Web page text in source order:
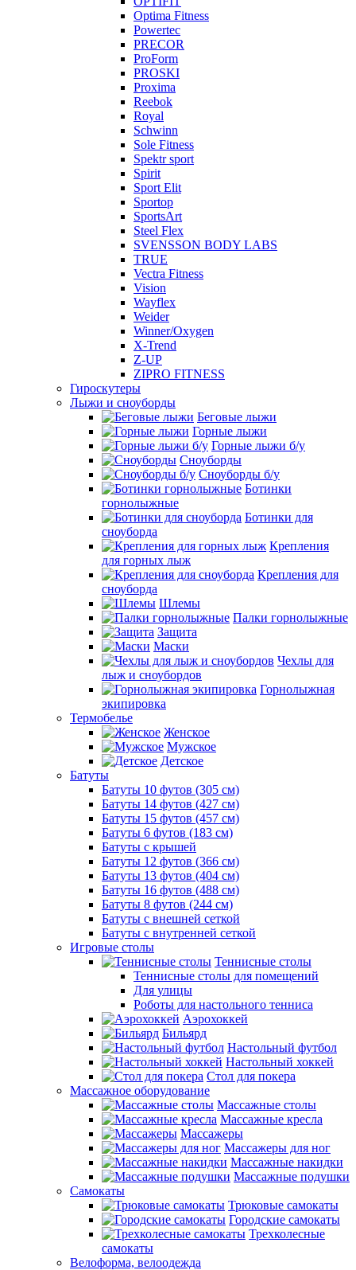
Optima Fitness
Powertec
PRECOR
ProForm
PROSKI
Proxima
Reebok
Royal
Schwinn
Sole Fitness
Spektr sport
Spirit
Sport Elit
Sportop
SportsArt
Steel Flex
SVENSSON BODY LABS
TRUE
Vectra Fitness
Vision
Wayflex
Weider
Winner/Oxygen
X-Trend
Z-UP
ZIPRO FITNESS
Гироскутеры
Лыжи и сноуборды
Беговые лыжи
Горные лыжи
Горные лыжи б/у
Сноуборды
Сноуборды б/у
Ботинки
горнолыжные
Ботинки для
сноуборда
Крепления
для горных лыж
Крепления для
сноуборда
Шлемы
Палки горнолыжные
Защита
Маски
Чехлы для
лыж и сноубордов
Горнолыжная
экипировка
Термобелье
Женское
Мужское
Детское
Батуты
Батуты 10 футов (305 см)
Батуты 14 футов (427 см)
Батуты 15 футов (457 см)
Батуты 6 футов (183 см)
Батуты с крышей
Батуты 12 футов (366 см)
Батуты 13 футов (404 см)
Батуты 16 футов (488 см)
Батуты 8 футов (244 см)
Батуты с внешней сеткой
Батуты с внутренней сеткой
Игровые столы
Теннисные столы
Теннисные столы для помещений
Для улицы
Роботы для настольного тенниса
Аэрохоккей
Бильярд
Настольный футбол
Настольный хоккей
Стол для покера
Массажное оборудование
Массажные столы
Массажные кресла
Массажеры
Массажеры для ног
Массажные накидки
Массажные подушки
Самокаты
Трюковые самокаты
Городские самокаты
Трехколесные
самокаты
Велоформа, велоодежда